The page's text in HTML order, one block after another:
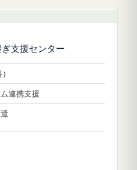
支援センター
連携支援